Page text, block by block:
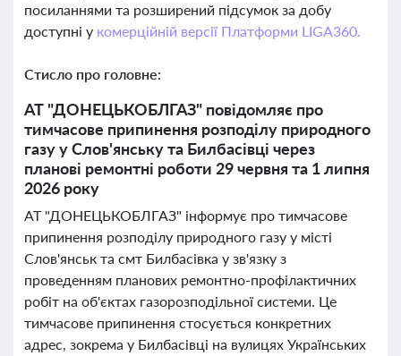
посиланнями та розширений підсумок за добу
доступні у комерційній версії Платформи LIGA360.
Стисло про головне:
АТ "ДОНЕЦЬКОБЛГАЗ" повідомляє про
тимчасове припинення розподілу природного
газу у Слов'янську та Билбасівці через
планові ремонтні роботи 29 червня та 1 липня
2026 року
АТ "ДОНЕЦЬКОБЛГАЗ" інформує про тимчасове
припинення розподілу природного газу у місті
Слов'янськ та смт Билбасівка у зв'язку з
проведенням планових ремонтно-профілактичних
робіт на об'єктах газорозподільної системи. Це
тимчасове припинення стосується конкретних
адрес, зокрема у Билбасівці на вулицях Українських